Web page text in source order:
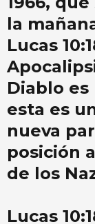
la
Lucas
Diablo
esta es
nueva
posición
de los
Lucas